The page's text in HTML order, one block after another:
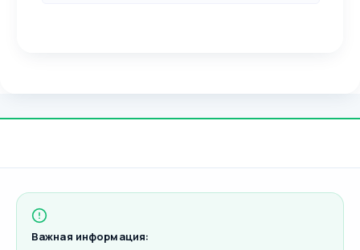
Важная информация: